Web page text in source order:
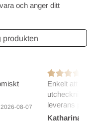
2026-08-07
Enkelt att
utcheckning/
leverans på
Katharina B
och anger ditt
produkten